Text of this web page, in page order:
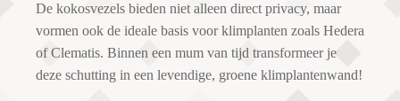
De kokosvezels bieden niet alleen direct privacy, maar
vormen ook de ideale basis voor klimplanten zoals Hedera
of Clematis. Binnen een mum van tijd transformeer je
deze schutting in een levendige, groene klimplantenwand!